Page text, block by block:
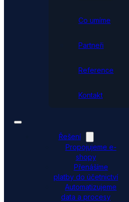
Co umíme
Partneři
Reference
Kontakt
Řešení
Propojujeme e-
shopy
Přenášíme
platby do účetnictví
Automatizujeme
data a procesy